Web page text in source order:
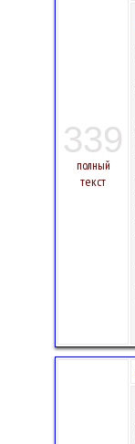
339
полный
текст